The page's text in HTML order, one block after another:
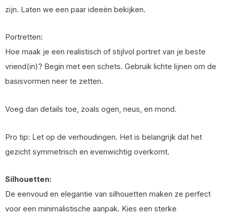
zijn. Laten we een paar ideeën bekijken.
Portretten:
Hoe maak je een realistisch of stijlvol portret van je beste
vriend(in)? Begin met een schets. Gebruik lichte lijnen om de
basisvormen neer te zetten.
Voeg dan details toe, zoals ogen, neus, en mond.
Pro tip: Let op de verhoudingen. Het is belangrijk dat het
gezicht symmetrisch en evenwichtig overkomt.
Silhouetten:
De eenvoud en elegantie van silhouetten maken ze perfect
voor een minimalistische aanpak. Kies een sterke